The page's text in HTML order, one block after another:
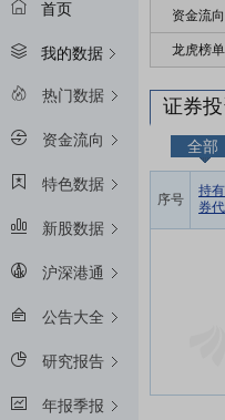
首页
我的数据
热门数据
资金流向
特色数据
新股数据
沪深港通
公告大全
研究报告
年报季报
资金流向
龙虎榜单
证券
全部
序号
持
券